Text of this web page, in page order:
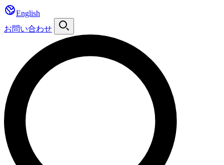
English
お問い合わせ